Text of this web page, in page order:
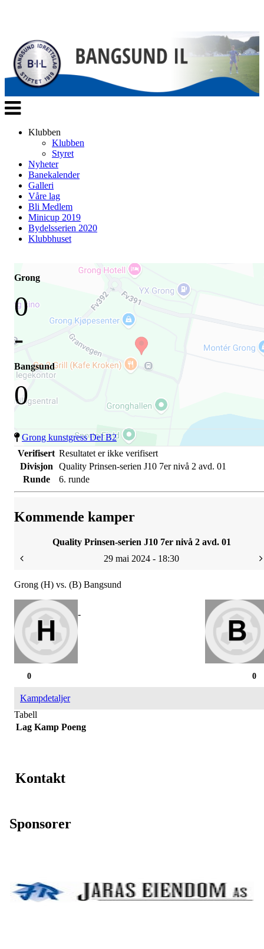
Veksle
navigasjon
Klubben
Klubben
Styret
Nyheter
Banekalender
Galleri
Våre lag
Bli Medlem
Minicup 2019
Bydelsserien 2020
Klubbhuset
Grong
0
-
Bangsund
0
Grong kunstgress Del B2
Verifisert Resultatet er ikke verifisert
Divisjon
Quality Prinsen-serien J10 7er nivå 2 avd. 01
Runde
6. runde
Kommende kamper
Quality Prinsen-serien J10 7er nivå 2 avd. 01
29 mai 2024 - 18:30
Grong (H) vs. (B) Bangsund
-
0
0
Kampdetaljer
Tabell
Lag Kamp Poeng
Kontakt
Sponsorer